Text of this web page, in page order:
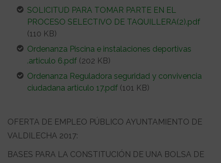
SOLICITUD PARA TOMAR PARTE EN EL
PROCESO SELECTIVO DE TAQUILLERA(2).pdf
(110 KB)
Ordenanza Piscina e instalaciones deportivas
.articulo 6.pdf (202 KB)
Ordenanza Reguladora seguridad y convivencia
ciudadana articulo 17.pdf (101 KB)
OFERTA DE EMPLEO PÚBLICO AYUNTAMIENTO DE
VALDILECHA 2017:
BASES PARA LA CONSTITUCIÓN DE UNA BOLSA DE